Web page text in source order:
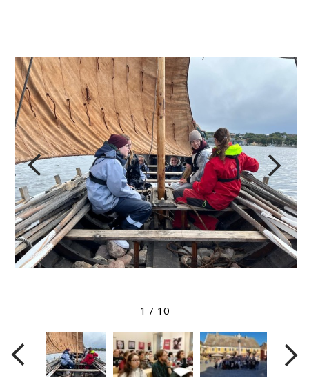
1 / 10